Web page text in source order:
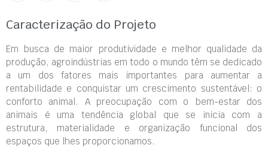
Caracterização do Projeto
Em busca de maior produtividade e melhor qualidade da
produção, agroindústrias em todo o mundo têm se dedicado
a um dos fatores mais importantes para aumentar a
rentabilidade e conquistar um crescimento sustentável: o
conforto animal. A preocupação com o bem-estar dos
animais é uma tendência global que se inicia com a
estrutura, materialidade e organização funcional dos
espaços que lhes proporcionamos.